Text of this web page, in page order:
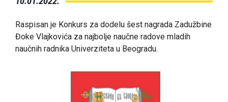
Raspisan je Konkurs za dodelu šest nagrada Zadužbine
Đoke Vlajkovića za najbolje naučne radove mladih
naučnih radnika Univerziteta u Beogradu.